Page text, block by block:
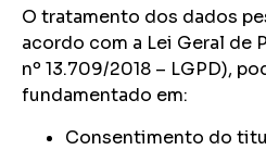
O tratamento dos dados
acordo com a Lei Geral de
nº 13.709/2018 – LGPD),
fundamentado em:
Consentimento do